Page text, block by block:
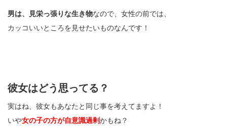
男は、見栄っ張りな生き物なので、女性の前では、
カッコいいところを見せたいものなんです！
彼女はどう思ってる？
実はね、彼女もあなたと同じ事を考えてますよ！
いや女の子の方が自意識過剰かもね？